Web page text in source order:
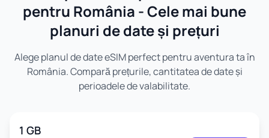
pentru România - Cele mai bune
planuri de date și prețuri
Alege planul de date eSIM perfect pentru aventura ta în
România. Compară prețurile, cantitatea de date și
perioadele de valabilitate.
1 GB